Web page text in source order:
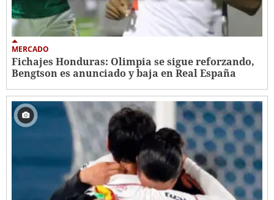
MERCADO
Fichajes Honduras: Olimpia se sigue reforzando,
Bengtson es anunciado y baja en Real España